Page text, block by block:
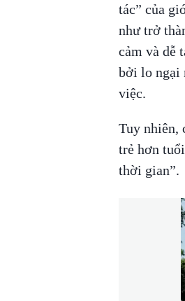
tác” của
như trở
cảm và dễ
bởi lo ngại
việc.
Tuy nhiên,
trẻ hơn
thời gian”.